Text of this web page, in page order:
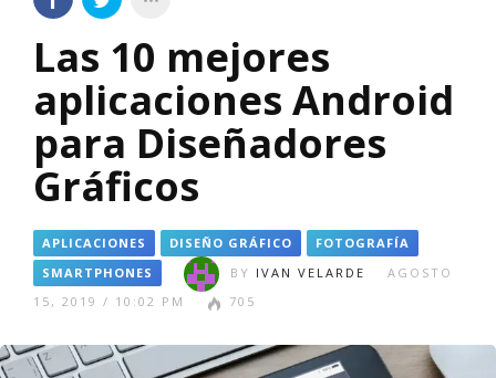
Las 10 mejores
aplicaciones Android
para Diseñadores
Gráficos
APLICACIONES DISEÑO GRÁFICO
FOTOGRAFÍA
SMARTPHONES
BY IVAN VELARDE
AGOSTO
15, 2019 / 10:02 PM
705